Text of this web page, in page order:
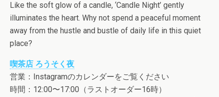
Like the soft glow of a candle, ‘Candle Night’ gently
illuminates the heart. Why not spend a peaceful moment
away from the hustle and bustle of daily life in this quiet
place?
喫茶店 ろうそく夜
営業：Instagramのカレンダーをご覧ください
時間：12:00〜17:00（ラストオーダー16時）